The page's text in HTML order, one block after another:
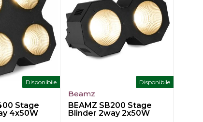
Disponibile
Stage
4x50W
Disponibile
Beamz
BEAMZ SB200 Stage
Blinder 2way 2x50W